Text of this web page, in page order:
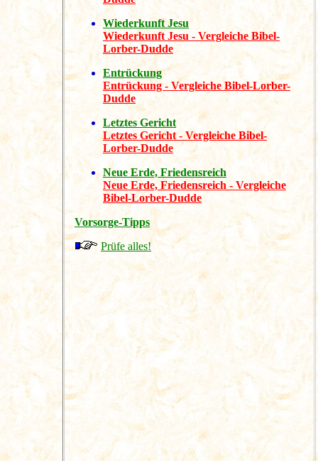
Wiederkunft Jesu
Wiederkunft Jesu - Vergleiche Bibel-
Lorber-Dudde
Entrückung
Entrückung - Vergleiche Bibel-Lorber-
Dudde
Letztes Gericht
Letztes Gericht - Vergleiche Bibel-
Lorber-Dudde
Neue Erde, Friedensreich
Neue Erde, Friedensreich - Vergleiche
Bibel-Lorber-Dudde
Vorsorge-Tipps
Prüfe alles!